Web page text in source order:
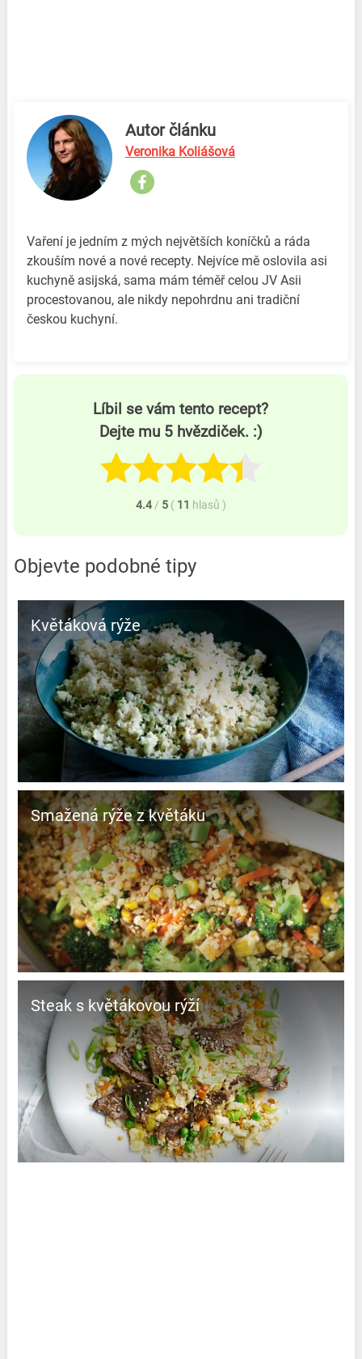
Autor článku
Veronika Koliášová
Vaření je jedním z mých největších koníčků a ráda
zkouším nové a nové recepty. Nejvíce mě oslovila asi
kuchyně asijská, sama mám téměř celou JV Asii
procestovanou, ale nikdy nepohrdnu ani tradiční
českou kuchyní.
Líbil se vám tento recept?
Dejte mu 5 hvězdiček. :)
4.4 / 5 ( 11 hlasů )
Objevte podobné tipy
Květáková rýže
Smažená rýže z květáku
Steak s květákovou rýží